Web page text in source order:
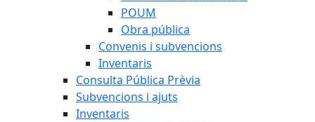
POUM
Obra pública
Convenis i subvencions
Inventaris
Consulta Pública Prèvia
Subvencions i ajuts
Inventaris